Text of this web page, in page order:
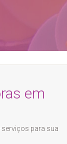
em
para sua